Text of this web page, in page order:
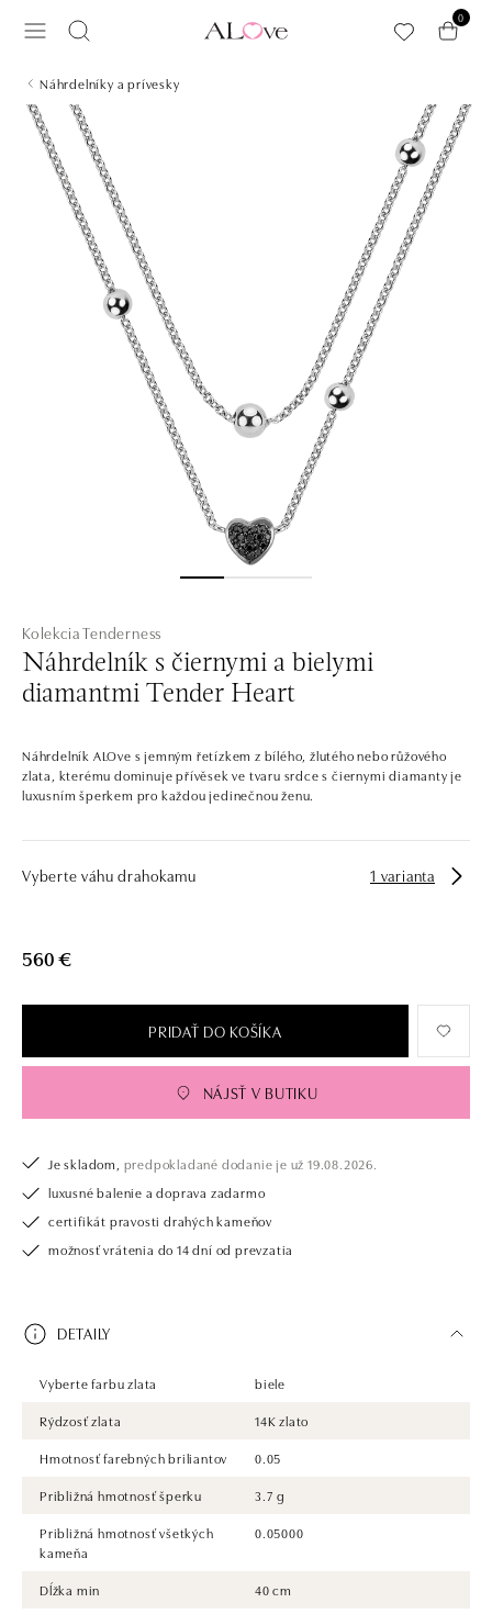
0
Náhrdelníky a prívesky
Kolekcia Tenderness
Náhrdelník s čiernymi a bielymi
diamantmi Tender Heart
Náhrdelník ALOve s jemným řetízkem z bílého, žlutého nebo růžového
zlata, kterému dominuje přívěsek ve tvaru srdce s čiernymi diamanty je
luxusním šperkem pro každou jedinečnou ženu.
Vyberte váhu drahokamu 1 varianta
560 €
PRIDAŤ DO KOŠÍKA
NÁJSŤ V BUTIKU
Je skladom, predpokladané dodanie je už 19.08.2026.
luxusné balenie a doprava zadarmo
certifikát pravosti drahých kameňov
možnosť vrátenia do 14 dní od prevzatia
DETAILY
Vyberte farbu zlata
biele
Rýdzosť zlata
14K zlato
Hmotnosť farebných briliantov
0.05
Približná hmotnosť šperku
3.7 g
Približná hmotnosť všetkých
kameňa
0.05000
Dĺžka min
40 cm